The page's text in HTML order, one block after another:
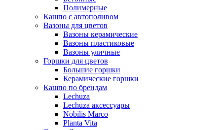
Полимерные
Кашпо с автополивом
Вазоны для цветов
Вазоны керамические
Вазоны пластиковые
Вазоны уличные
Горшки для цветов
Большие горшки
Керамические горшки
Кашпо по брендам
Lechuza
Lechuza аксессуары
Nobilis Marco
Planta Vita